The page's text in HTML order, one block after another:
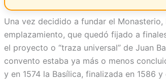
Una vez decidido a fundar el
emplazamiento, que quedó fijado a
el proyecto o “traza universal” de Juan
convento estaba ya más o menos
y en 1574 la Basílica, finalizada en 1586